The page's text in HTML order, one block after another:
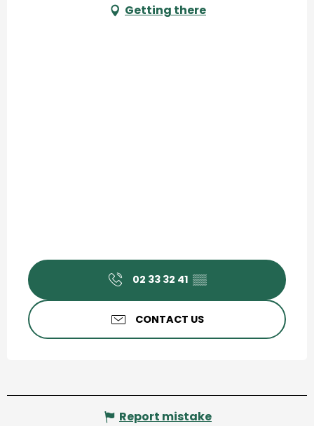
Getting there
02 33 32 41 ▒▒
CONTACT US
Report mistake